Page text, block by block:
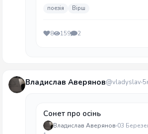
поезія Вірш
8 159 2
Владислав Аверянов@vladyslav
Сонет про осінь
Владислав Аверянов 03